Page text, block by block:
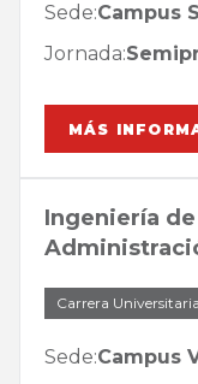
Sede:Campus
Jornada:
MÁS
Ingeniería
Carrera Universitaria
Sede:Campus